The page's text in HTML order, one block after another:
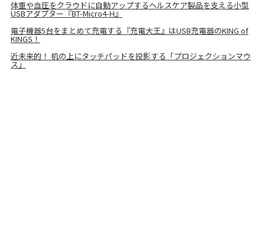
体重や血圧をクラウドに自動アップするヘルスケア製品を支える小型
USBアダプター『BT-Micro4-H』
電子機器5台をまとめて充電する『充電大王』はUSB充電器のKING of
KINGS！
近未来的！ 机の上にタッチパッドを投影する「プロジェクションマウ
ス」